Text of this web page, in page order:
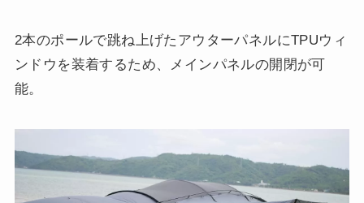
2本のポールで跳ね上げたアウターパネルにTPUウィ
ンドウを装着するため、メインパネルの開閉が可
能。